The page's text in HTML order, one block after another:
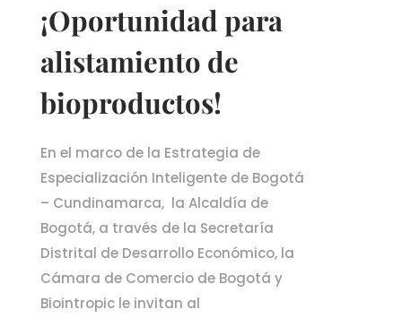
¡Oportunidad para
alistamiento de
bioproductos!
En el marco de la Estrategia de
Especialización Inteligente de Bogotá
– Cundinamarca, la Alcaldía de
Bogotá, a través de la Secretaría
Distrital de Desarrollo Económico, la
Cámara de Comercio de Bogotá y
Biointropic le invitan al